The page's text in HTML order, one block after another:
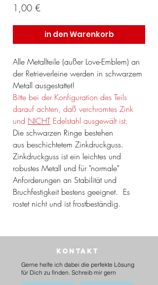
1,00 €
in den Warenkorb
Alle Metallteile (außer Love-Emblem) an
der Retrieverleine werden in schwarzem
Metall ausgestattet!
Bitte bei der Konfiguration des Teils
darauf achten, daß verchromtes Zink
und NICHT Edelstahl ausgewält ist.
Die schwarzen Ringe bestehen
aus beschichtetem Zinkdruckguss.
Zinkdruckguss ist ein leichtes und
robustes Metall und für "normale"
Anforderungen an Stabilität und
Bruchfestigkeit bestens geeignet. Es
rostet nicht und ist frostbeständig.
Kontakt
Gerne helfe ich dabei die perfekte Lösung
für Dich zu finden. Schreib mir gern